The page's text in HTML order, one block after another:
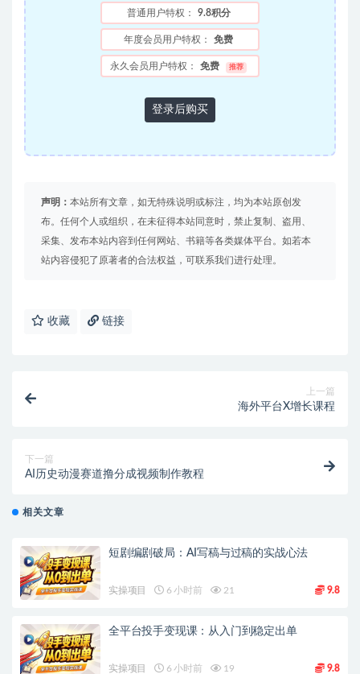
普通用户特权： 9.8积分
年度会员用户特权： 免费
永久会员用户特权： 免费 推荐
登录后购买
声明： 本站所有文章，如无特殊说明或标注，均为本站原创发
布。任何个人或组织，在未征得本站同意时，禁止复制、盗用、
采集、发布本站内容到任何网站、书籍等各类媒体平台。如若本
站内容侵犯了原著者的合法权益，可联系我们进行处理。
收藏 链接
上一篇
海外平台X增长课程
下一篇
AI历史动漫赛道撸分成视频制作教程
相关文章
短剧编剧破局：AI写稿与过稿的实战心法
实操项目 6 小时前 21 9.8
全平台投手变现课：从入门到稳定出单
实操项目 6 小时前 19 9.8